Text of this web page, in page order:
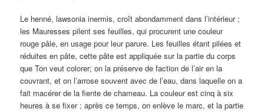
Le henné, lawsonia inermis, croît abondamment dans l’intérieur ;
les Mauresses pilent ses feuilles, qui procurent une couleur
rouge pâle, en usage pour leur parure. Les feuilles étant pilées et
réduites en pâte, cette pâte est appliquée sur la partie du corps
que Ton veut colorer; on la préserve de faction de l’air en la
couvrant, et on l’arrose souvent avec de l’eau, dans laquelle on a
fait macérer de la fiente de chameau. La couleur est cinq à six
heures à se fixer ; après ce temps, on enlève le marc, et la partie